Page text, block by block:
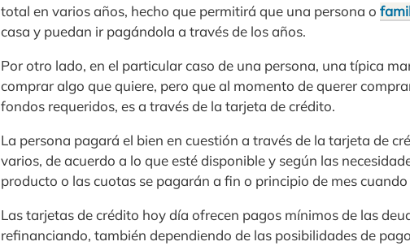
total en varios años, hecho que permitirá que una persona o
casa y puedan ir pagándola a través de los años.
Por otro lado, en el particular caso de una persona, una típica
comprar algo que quiere, pero que al momento de querer
fondos requeridos, es a través de la tarjeta de crédito.
La persona pagará el bien en cuestión a través de la tarjeta de
varios, de acuerdo a lo que esté disponible y según las
producto o las cuotas se pagarán a fin o principio de mes
Las tarjetas de crédito hoy día ofrecen pagos mínimos de las
refinanciando, también dependiendo de las posibilidades de